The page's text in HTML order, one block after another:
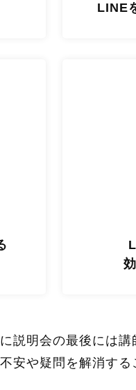
LINE
説明会の最後には
安や疑問を解消する